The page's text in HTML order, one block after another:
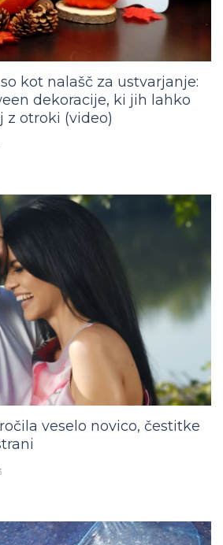
kot nalašč za ustvarjanje:
dekoracije, ki jih lahko
z otroki (video)
veselo novico, čestitke